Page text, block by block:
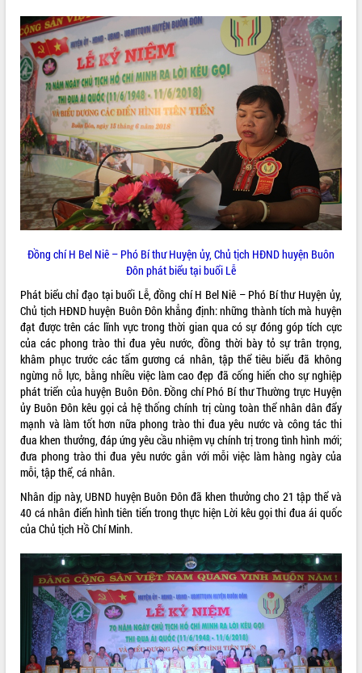
LIÊN KẾT WEB
THỐNG KÊ TRUY CẬP
Hôm nay: 13395
Tất cả: 66026135
Đồng chí H Bel Niê – Phó Bí thư Huyện ủy, Chủ tịch HĐND huyện Buôn
Đôn phát biểu tại buổi Lễ
Phát biểu chỉ đạo tại buổi Lễ, đồng chí H Bel Niê – Phó Bí thư Huyện ủy,
Chủ tịch HĐND huyện Buôn Đôn khẳng định: những thành tích mà huyện
đạt được trên các lĩnh vực trong thời gian qua có sự đóng góp tích cực
của các phong trào thi đua yêu nước, đồng thời bày tỏ sự trân trọng,
khâm phục trước các tấm gương cá nhân, tập thể tiêu biểu đã không
ngừng nỗ lực, bằng nhiều việc làm cao đẹp đã cống hiến cho sự nghiệp
phát triển của huyện Buôn Đôn. Đồng chí Phó Bí thư Thường trực Huyện
ủy Buôn Đôn kêu gọi cả hệ thống chính trị cùng toàn thể nhân dân đẩy
mạnh và làm tốt hơn nữa phong trào thi đua yêu nước và công tác thi
đua khen thưởng, đáp ứng yêu cầu nhiệm vụ chính trị trong tình hình mới;
đưa phong trào thi đua yêu nước gắn với mỗi việc làm hàng ngày của
mỗi, tập thể, cá nhân.
Nhân dịp này, UBND huyện Buôn Đôn đã khen thưởng cho 21 tập thể và
40 cá nhân điển hình tiên tiến trong thực hiện Lời kêu gọi thi đua ái quốc
của Chủ tịch Hồ Chí Minh.